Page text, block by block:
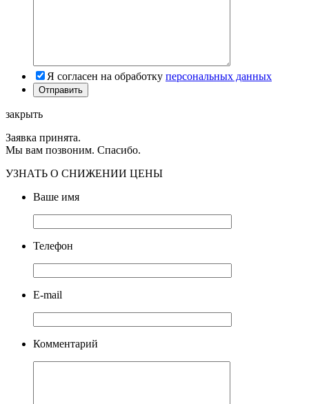
Я согласен на обработку персональных данных
закрыть
Заявка принята.
Мы вам позвоним. Спасибо.
УЗНАТЬ О СНИЖЕНИИ ЦЕНЫ
Ваше имя
Телефон
E-mail
Комментарий